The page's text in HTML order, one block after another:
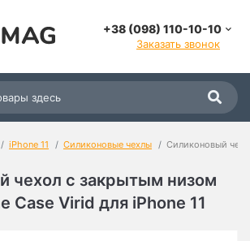
+38 (098) 110-10-10
Заказать звонок
iPhone 11 Силиконовые чехлы Силиконовый
чехол c закрытым низом
Case Virid для iPhone 11